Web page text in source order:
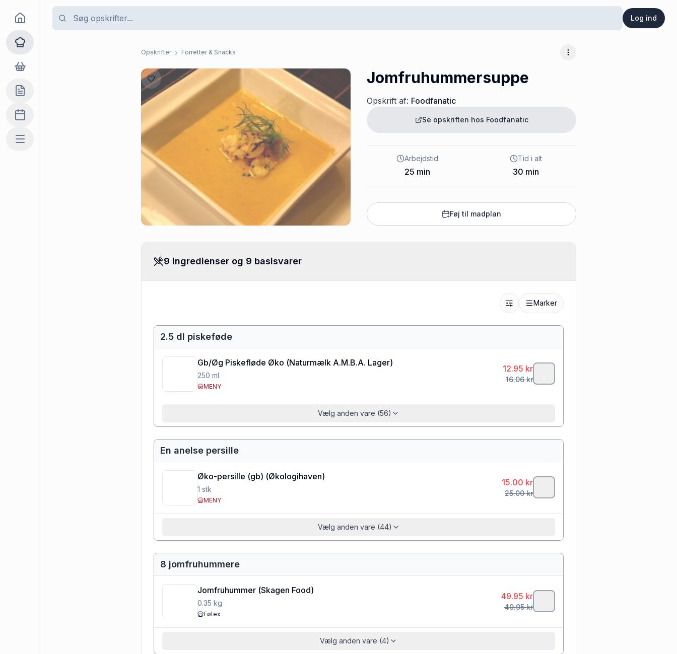
Log ind
Goma
Opskrifter
Dagligvarer
Indkøbslisten
Madplan
Mere
Opskrifter Forretter & Snacks Flere muligheder
Jomfruhummersuppe
Opskrift af: Foodfanatic
Se opskriften hos Foodfanatic
Arbejdstid
25 min
Tid i alt
30 min
Føj til madplan
9 ingredienser og 9 basisvarer
Marker
2.5 dl piskeføde
Gb/Øg Piskefløde Øko ( Naturmælk A.M.B.A. Lager)
250 ml
MENY
12.95 kr
16.06kr
Vælg anden vare (56)
En anelse persille
Øko-persille (gb) (Økologihaven)
1 stk
MENY
15.00 kr
25.00kr
Vælg anden vare (44)
8 jomfruhummere
Jomfruhummer (Skagen Food)
0.35 kg
Føtex
49.95 kr
49.95kr
Vælg anden vare (4)